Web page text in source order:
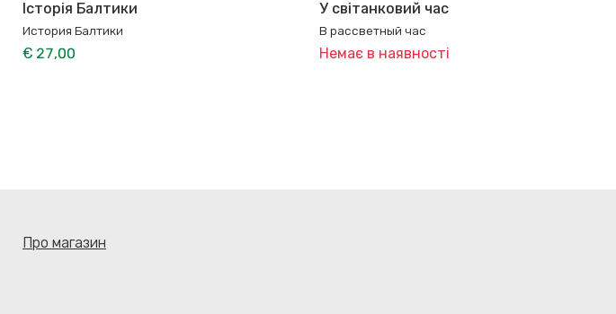
Історія Балтики
История Балтики
€ 27,00
У світанковий час
В рассветный час
Немає в наявності
Про магазин